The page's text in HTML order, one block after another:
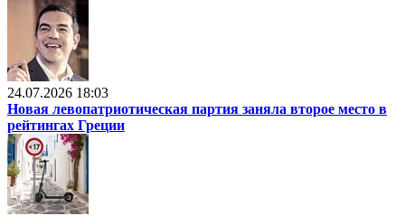
24.07.2026 18:03
Новая левопатриотическая партия заняла второе место в
рейтингах Греции